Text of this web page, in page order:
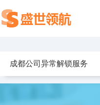
成都公司异常解锁服务